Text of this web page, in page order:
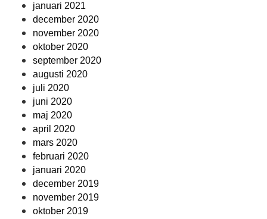
januari 2021
december 2020
november 2020
oktober 2020
september 2020
augusti 2020
juli 2020
juni 2020
maj 2020
april 2020
mars 2020
februari 2020
januari 2020
december 2019
november 2019
oktober 2019